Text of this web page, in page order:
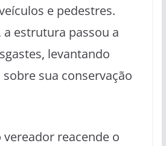
e pedestres.
estrutura passou a
levantando
sua conservação
reacende o